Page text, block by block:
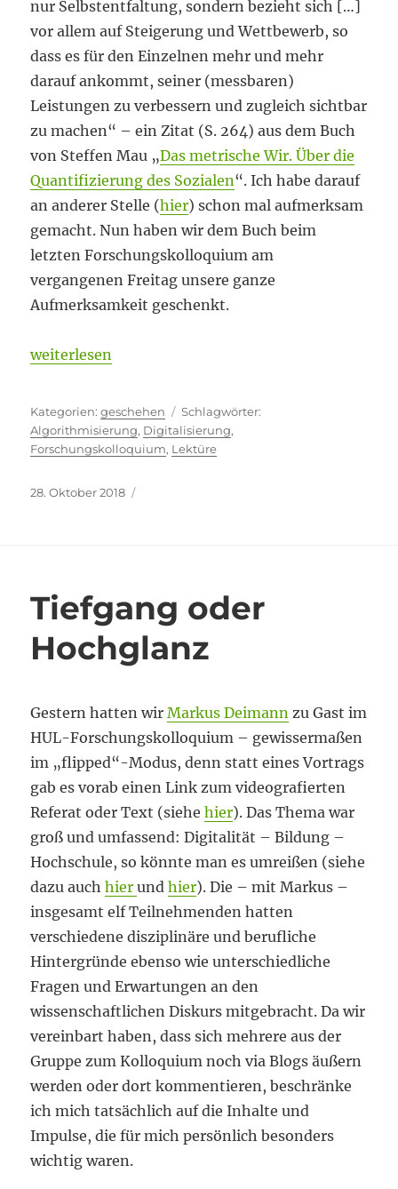
nur Selbstentfaltung, sondern bezieht sich […]
vor allem auf Steigerung und Wettbewerb, so
dass es für den Einzelnen mehr und mehr
darauf ankommt, seiner (messbaren)
Leistungen zu verbessern und zugleich sichtbar
zu machen“ – ein Zitat (S. 264) aus dem Buch
von Steffen Mau „Das metrische Wir. Über die
Quantifizierung des Sozialen“. Ich habe darauf
an anderer Stelle (hier) schon mal aufmerksam
gemacht. Nun haben wir dem Buch beim
letzten Forschungskolloquium am
vergangenen Freitag unsere ganze
Aufmerksamkeit geschenkt.
„Wachsam bleiben“
weiterlesen
Kategorien
geschehen
Algorithmisierung, Digitalisierung,
Forschungskolloquium, Lektüre
Veröffentlicht
28. Oktober 2018
Tiefgang oder
Hochglanz
Gestern hatten wirMarkus Deimann zu Gast im
HUL-Forschungskolloquium – gewissermaßen
im „flipped“-Modus, denn statt eines Vortrags
gab es vorab einen Link zum videografierten
Referat oder Text (siehehier). Das Thema war
groß und umfassend: Digitalität – Bildung –
Hochschule, so könnte man es umreißen (siehe
dazu auchhierundhier). Die – mit Markus –
insgesamt elf Teilnehmenden hatten
verschiedene disziplinäre und berufliche
Hintergründe ebenso wie unterschiedliche
Fragen und Erwartungen an den
wissenschaftlichen Diskurs mitgebracht. Da wir
vereinbart haben, dass sich mehrere aus der
Gruppe zum Kolloquium noch via Blogs äußern
werden oder dort kommentieren, beschränke
ich mich tatsächlich auf die Inhalte und
Impulse, die für mich persönlich besonders
wichtig waren.